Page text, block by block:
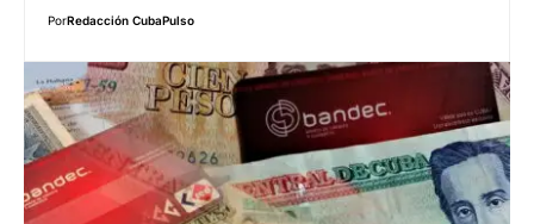
PorRedacción CubaPulso